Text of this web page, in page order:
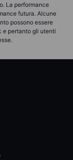
La performance
futura. Alcune
possono essere
e pertanto gli utenti